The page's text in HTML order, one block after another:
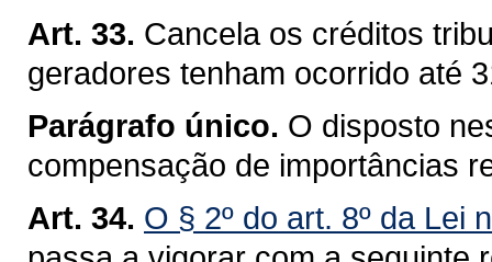
Art. 33. Cancela os créditos
geradores tenham ocorrido até
Parágrafo único. O disposto
compensação de importâncias
Art. 34. O § 2º do art. 8º da Lei